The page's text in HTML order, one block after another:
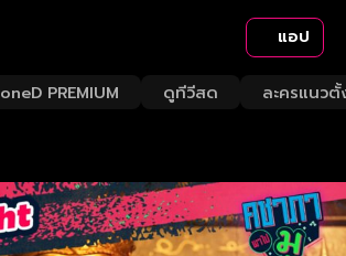
แอป
oneD PREMIUM ดูทีวีสด ละครแนวตั้